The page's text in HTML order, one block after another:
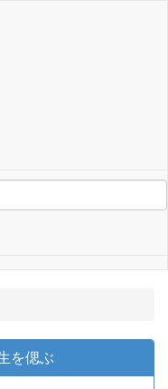
を偲ぶ